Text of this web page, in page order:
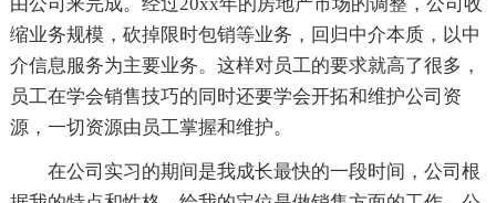
由公司来完成。经过20xx年的房地产市场的调整，公司收
缩业务规模，砍掉限时包销等业务，回归中介本质，以中
介信息服务为主要业务。这样对员工的要求就高了很多，
员工在学会销售技巧的同时还要学会开拓和维护公司资
源，一切资源由员工掌握和维护。
在公司实习的期间是我成长最快的一段时间，公司根